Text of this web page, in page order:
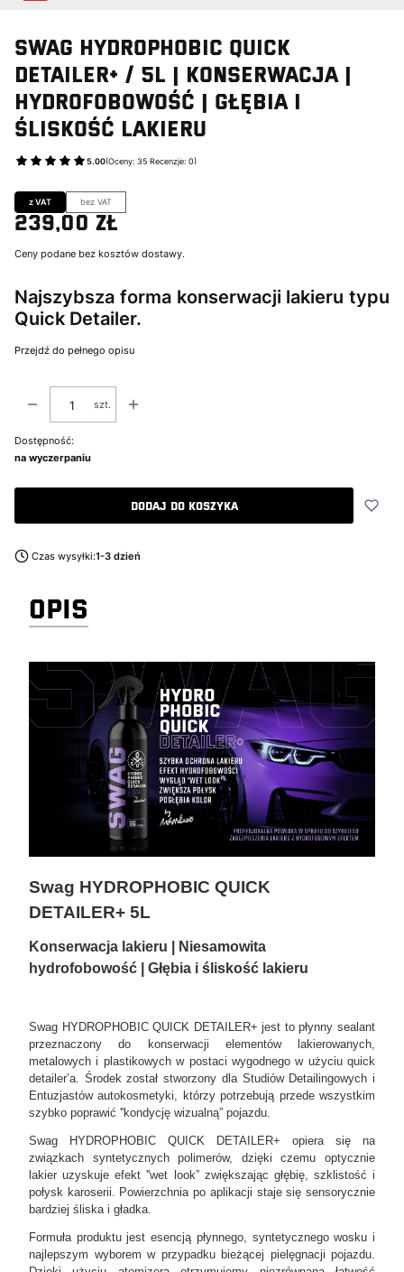
Swag HYDROPHOBIC QUICK
DETAILER+ / 5L | Konserwacja |
Hydrofobowość | Głębia i
Śliskość Lakieru
5.00(Oceny: 35 Recenzje: 0)
Przejdź do sekcji Opinie
z VAT bez VAT
Cena
239,00 zł
Ceny podane bez kosztów dostawy.
Najszybsza forma konserwacji lakieru typu
Quick Detailer.
Przejdź do pełnego opisu
szt.
Dostępność:
na wyczerpaniu
Dodaj do koszyka
Czas wysyłki:1-3 dzień
OPIS
Swag HYDROPHOBIC QUICK
DETAILER+ 5L
Konserwacja lakieru | Niesamowita
hydrofobowość | Głębia i śliskość lakieru
Swag HYDROPHOBIC QUICK DETAILER+ jest to płynny sealant
przeznaczony do konserwacji elementów lakierowanych,
metalowych i plastikowych w postaci wygodnego w użyciu quick
detailer’a. Środek został stworzony dla Studiów Detailingowych i
Entuzjastów autokosmetyki, którzy potrzebują przede wszystkim
szybko poprawić ''kondycję wizualną” pojazdu.
Swag HYDROPHOBIC QUICK DETAILER+ opiera się na
związkach syntetycznych polimerów, dzięki czemu optycznie
lakier uzyskuje efekt ''wet look” zwiększając głębię, szklistość i
połysk karoserii. Powierzchnia po aplikacji staje się sensorycznie
bardziej śliska i gładka.
Formuła produktu jest esencją płynnego, syntetycznego wosku i
najlepszym wyborem w przypadku bieżącej pielęgnacji pojazdu.